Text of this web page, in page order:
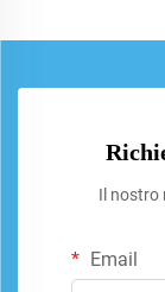
Il nostro
Email